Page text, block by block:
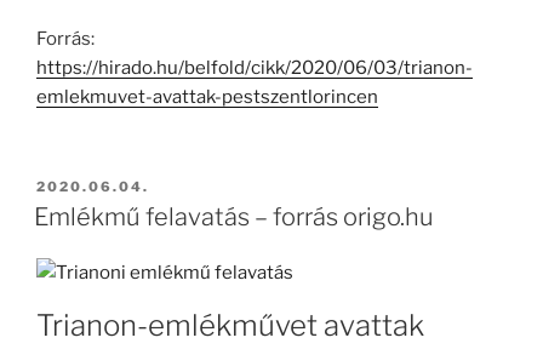
Forrás:
https://hirado.hu/belfold/cikk/2020/06/03/trianon-
emlekmuvet-avattak-pestszentlorincen
BEKÜLDVE:
2020.06.04.
Emlékmű felavatás – forrás origo.hu
Trianon-emlékművet avattak